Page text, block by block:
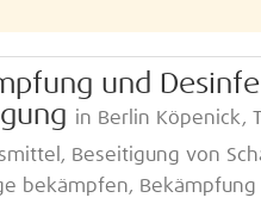
und
in Berlin Köpenick,
Beseitigung von
bekämpfen,